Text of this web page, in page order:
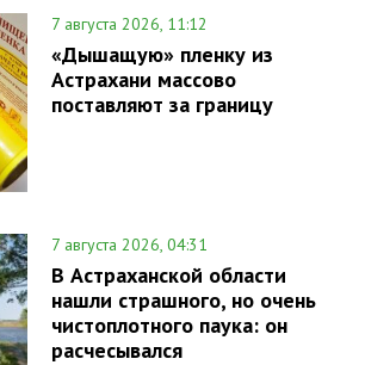
7 августа 2026, 11:12
«Дышащую» пленку из
Астрахани массово
поставляют за границу
7 августа 2026, 04:31
В Астраханской области
нашли страшного, но очень
чистоплотного паука: он
расчесывался